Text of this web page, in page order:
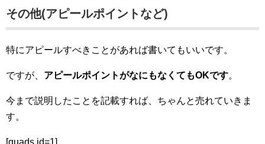
その他(アピールポイントなど)
特にアピールすべきことがあれば書いてもいいです。
ですが、 アピールポイントがなにもなくてもOKです。
今まで説明したことを記載すれば、ちゃんと売れていきま
す。
[quads id=1]